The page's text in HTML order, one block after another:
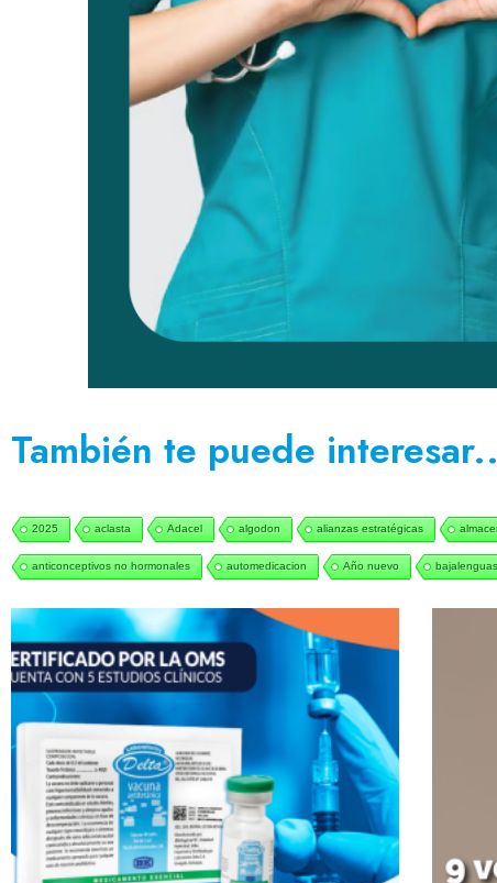
También te puede
2025 aclasta Adacel algodon alianzas estratégicas
anticonceptivos no hormonales automedicacion Año nuevo bajalenguas